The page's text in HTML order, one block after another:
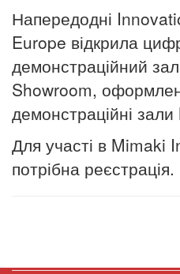
Напередодні
Europe відкрила
демонстраційний
Showroom,
демонстраційні
Для участі в Mimaki
потрібна реєстрація.